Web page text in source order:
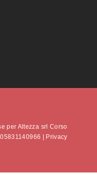
per Altezza srl Corso
|
Privacy